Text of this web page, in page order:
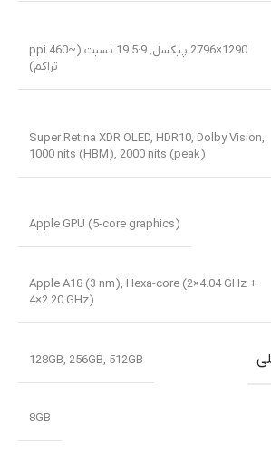
1290×2796 پیکسل, 19.5:9 نسبت (~460 ppi
تراکم)
Super Retina XDR OLED, HDR10, Dolby Vision,
1000 nits (HBM), 2000 nits (peak)
Apple GPU (5-core graphics)
Apple A18 (3 nm), Hexa-core (2×4.04 GHz +
4×2.20 GHz)
128GB, 256GB, 512GB
8GB